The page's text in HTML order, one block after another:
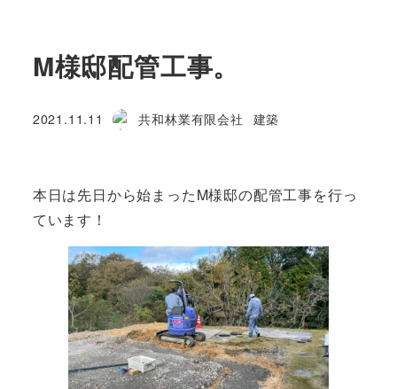
M様邸配管工事。
投稿日
2021.11.11
著
共和林業有限会社 カテゴリー
建築
本日は先日から始まったM様邸の配管工事を行っ
ています！